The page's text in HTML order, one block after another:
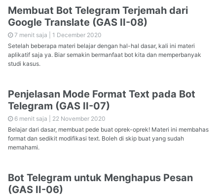
Membuat Bot Telegram Terjemah dari
Google Translate (GAS II-08)
7 menit saja | 1 December 2020
Setelah beberapa materi belajar dengan hal-hal dasar, kali ini materi
aplikatif saja ya. Biar semakin bermanfaat bot kita dan memperbanyak
studi kasus.
Penjelasan Mode Format Text pada Bot
Telegram (GAS II-07)
6 menit saja | 22 November 2020
Belajar dari dasar, membuat pede buat oprek-oprek! Materi ini membahas
format dan sedikit modifikasi text. Boleh di skip buat yang sudah
memahami.
Bot Telegram untuk Menghapus Pesan
(GAS II-06)